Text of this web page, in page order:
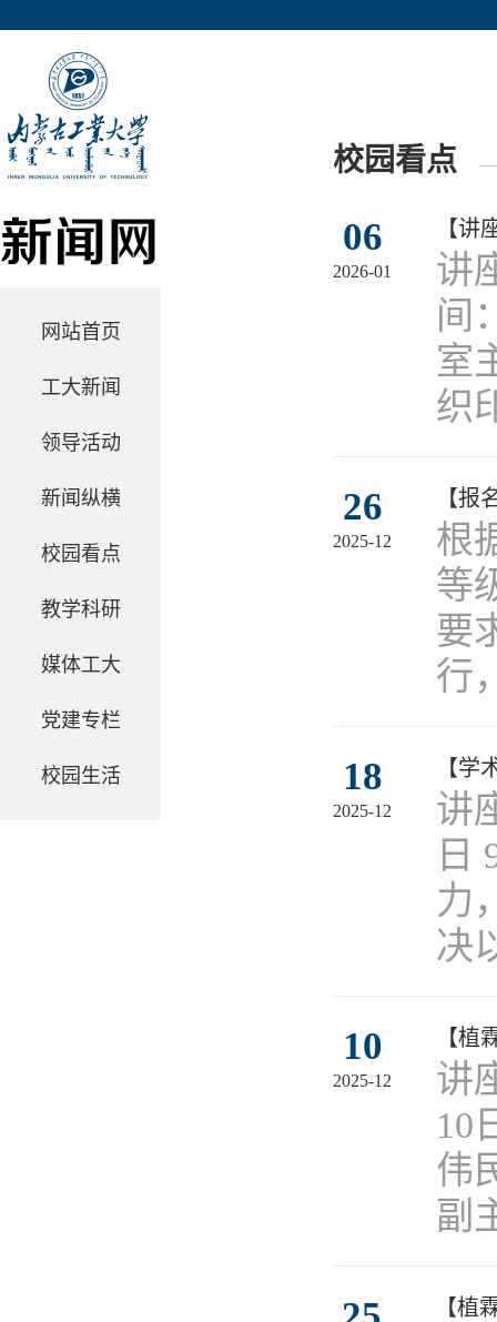
网站首页
工大新闻
领导活动
新闻纵横
校园看点
教学科研
媒体工大
党建专栏
校园生活
校园看点
06
2026-01
【讲
讲
间
室
织
26
2025-12
【报
根
等
要
行
18
2025-12
【学
讲
日
力
决
10
2025-12
【植
讲
10
伟
副
【植